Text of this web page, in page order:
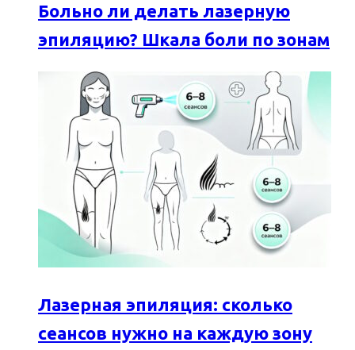
Больно ли делать лазерную
эпиляцию? Шкала боли по зонам
Лазерная эпиляция: сколько
сеансов нужно на каждую зону